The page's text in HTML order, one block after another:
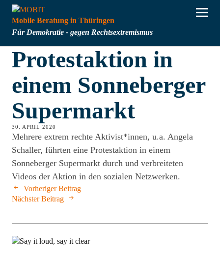
Mobile Beratung in Thüringen
Für Demokratie - gegen Rechtsextremismus
Protestaktion in
einem Sonneberger
Supermarkt
30. APRIL 2020
Mehrere extrem rechte Aktivist*innen, u.a. Angela
Schaller, führten eine Protestaktion in einem
Sonneberger Supermarkt durch und verbreiteten
Videos der Aktion in den sozialen Netzwerken.
Vorheriger Beitrag
Nächster Beitrag